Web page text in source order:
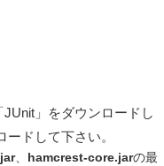
」をダウンロードし
ドして下さい。
、 hamcrest-core.jarの最